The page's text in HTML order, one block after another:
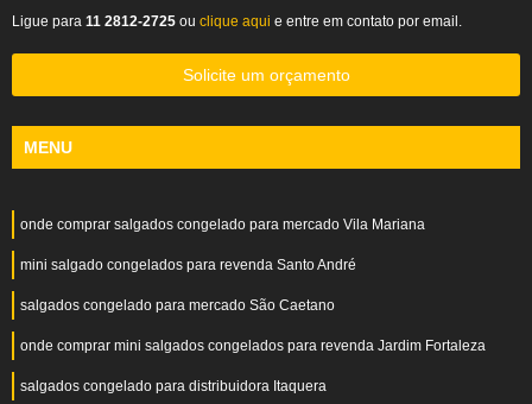
Ligue para 11 2812-2725 ou clique aqui e entre em contato por email.
Solicite um orçamento
MENU
onde comprar salgados congelado para mercado Vila Mariana
mini salgado congelados para revenda Santo André
salgados congelado para mercado São Caetano
onde comprar mini salgados congelados para revenda Jardim Fortaleza
salgados congelado para distribuidora Itaquera